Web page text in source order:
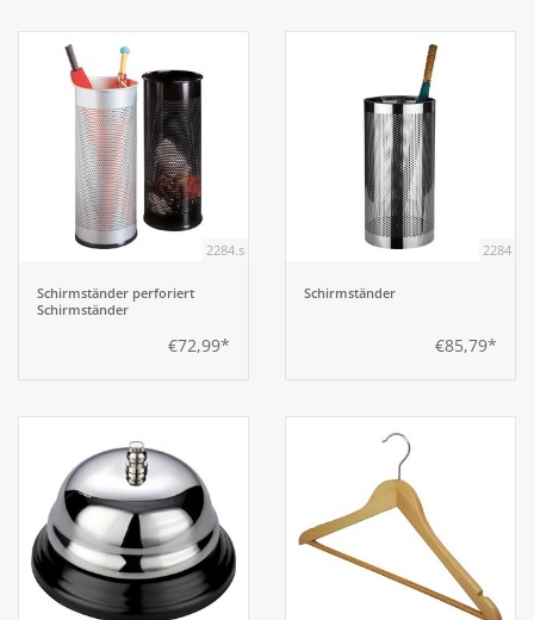
2284.s
Schirmständer perforiert
Schirmständer
€72,99*
2284
Schirmständer
€85,79*